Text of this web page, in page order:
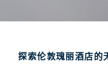
探索伦敦瑰丽酒店的